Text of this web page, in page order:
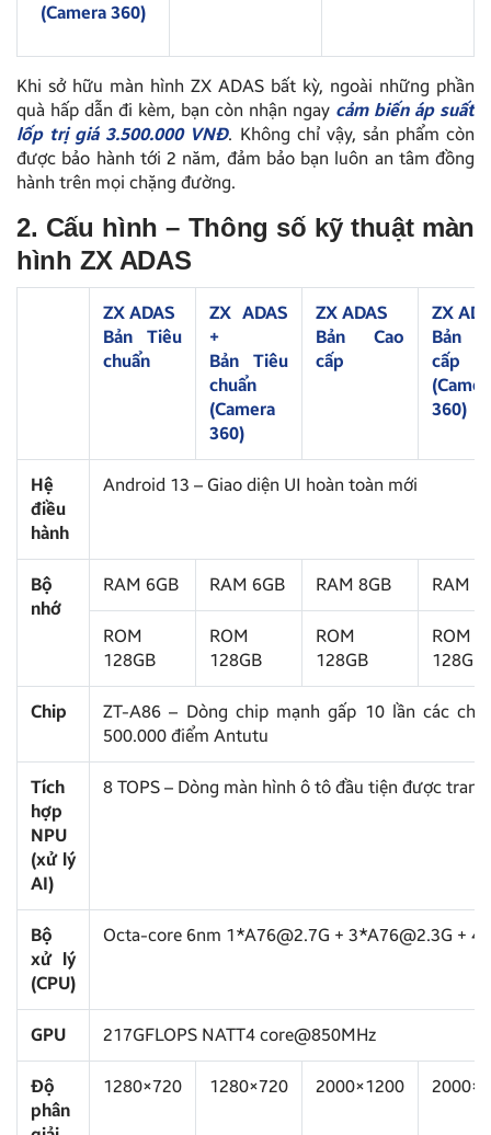
(Camera 360)
Khi sở hữu màn hình ZX ADAS bất kỳ, ngoài những phần
quà hấp dẫn đi kèm, bạn còn nhận ngay cảm biến áp suất
lốp trị giá 3.500.000 VNĐ. Không chỉ vậy, sản phẩm còn
được bảo hành tới 2 năm, đảm bảo bạn luôn an tâm đồng
hành trên mọi chặng đường.
2. Cấu hình – Thông số kỹ thuật màn
hình ZX ADAS
ZX ADAS
Bản Tiêu
chuẩn
ZX ADAS
+
Bản Tiêu
chuẩn
(Camera
360)
ZX ADAS
Bản Cao
cấp
ZX
Bản
cấp
360)
Hệ
điều
hành
Android 13 – Giao diện UI hoàn toàn mới
Bộ
nhớ
RAM 6GB RAM 6GB RAM 8GB RAM
ROM
128GB
ROM
128GB
ROM
128GB
ROM
128GB
Chip
ZT-A86 – Dòng chip mạnh gấp 10 lần các
500.000 điểm Antutu
Tích
hợp
NPU
(xử lý
AI)
8 TOPS – Dòng màn hình ô tô đầu tiện được
Bộ
xử lý
(CPU)
Octa-core 6nm 1*A76@2.7G + 3*A76@2.3G +
GPU 217GFLOPS NATT4 core@850MHz
Độ
phân
1280×720 1280×720 2000×1200